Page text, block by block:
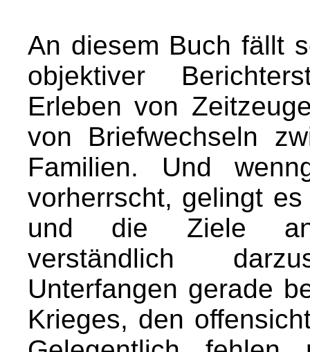
An diesem Buch fällt
objektiver
Erleben von
von Briefwechseln
Familien. Und
vorherrscht, gelingt
und die Ziele
verständlich
Unterfangen gerade
Krieges, den